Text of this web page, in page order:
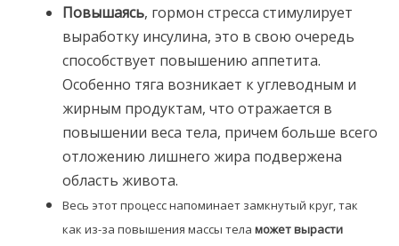
Повышаясь, гормон стресса стимулирует
выработку инсулина, это в свою очередь
способствует повышению аппетита.
Особенно тяга возникает к углеводным и
жирным продуктам, что отражается в
повышении веса тела, причем больше всего
отложению лишнего жира подвержена
область живота.
Весь этот процесс напоминает замкнутый круг, так
как из-за повышения массы теламожет вырасти